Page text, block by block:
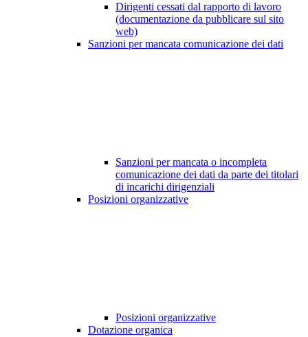
Dirigenti cessati dal rapporto di lavoro
(documentazione da pubblicare sul sito
web)
Sanzioni per mancata comunicazione dei dati
Sanzioni per mancata o incompleta
comunicazione dei dati da parte dei titolari
di incarichi dirigenziali
Posizioni organizzative
Posizioni organizzative
Dotazione organica